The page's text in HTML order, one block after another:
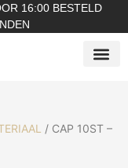
16:00 BESTELD
/ CAP 10ST –